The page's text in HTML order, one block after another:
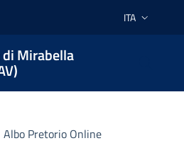
Lingua attiva:
ITA
Mirabella
Albo Pretorio Online